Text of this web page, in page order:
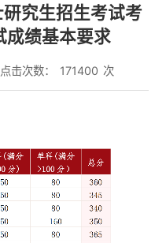
究生招生考试考
成绩基本要求
点击次数： 171400 次